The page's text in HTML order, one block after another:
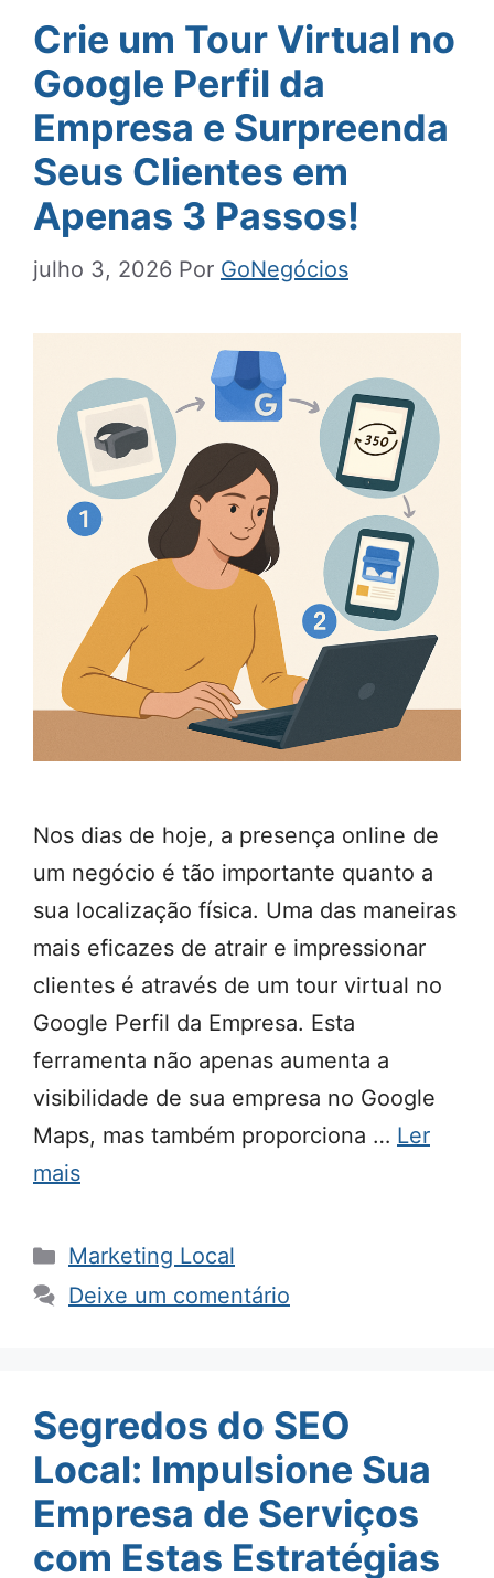
Crie um Tour Virtual no
Google Perfil da
Empresa e Surpreenda
Seus Clientes em
Apenas 3 Passos!
julho 3, 2026 Por GoNegócios
Nos dias de hoje, a presença online de
um negócio é tão importante quanto a
sua localização física. Uma das maneiras
mais eficazes de atrair e impressionar
clientes é através de um tour virtual no
Google Perfil da Empresa. Esta
ferramenta não apenas aumenta a
visibilidade de sua empresa no Google
Maps, mas também proporciona … Ler
mais
Categorias
Marketing Local
Deixe um comentário
Segredos do SEO
Local: Impulsione Sua
Empresa de Serviços
com Estas Estratégias